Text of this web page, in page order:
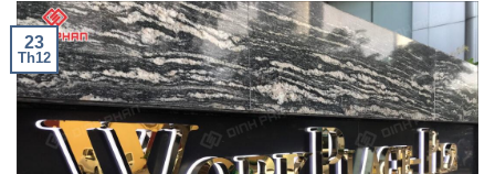
23
Th12